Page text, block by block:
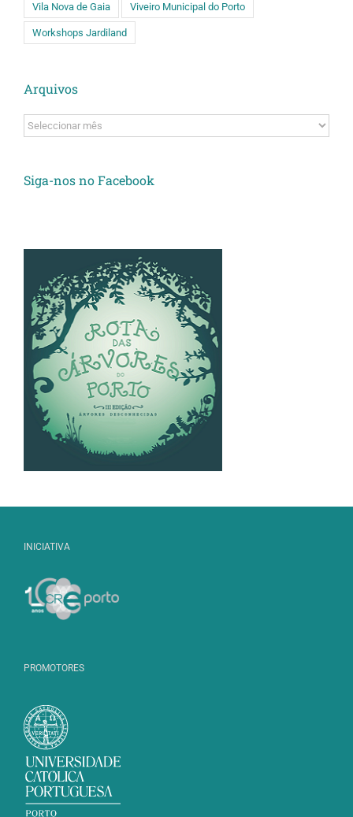
Vila Nova de Gaia Viveiro Municipal do Porto
Workshops Jardiland
Arquivos
Arquivos
Siga-nos no Facebook
INICIATIVA
PROMOTORES